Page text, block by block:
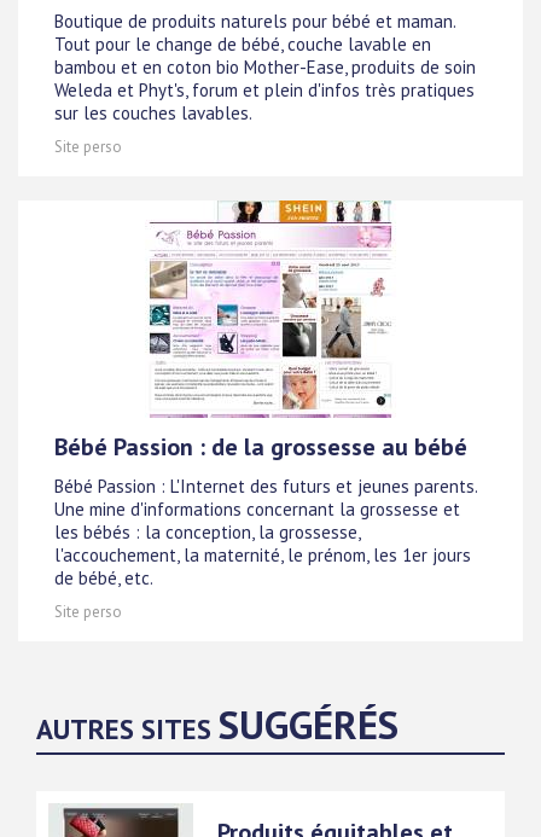
Boutique de produits naturels pour bébé et maman.
Tout pour le change de bébé, couche lavable en
bambou et en coton bio Mother-Ease, produits de soin
Weleda et Phyt's, forum et plein d'infos très pratiques
sur les couches lavables.
Site perso
Bébé Passion : de la grossesse au bébé
Bébé Passion : L'Internet des futurs et jeunes parents.
Une mine d'informations concernant la grossesse et
les bébés : la conception, la grossesse,
l'accouchement, la maternité, le prénom, les 1er jours
de bébé, etc.
Site perso
AUTRES SITES SUGGÉRÉS